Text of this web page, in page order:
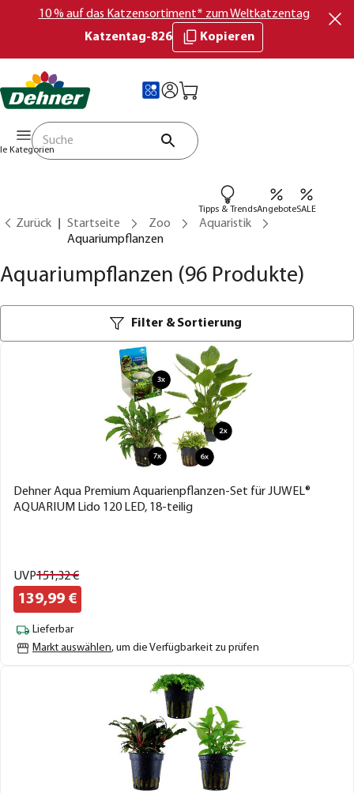
10 % auf das Katzensortiment* zum Weltkatzentag
Katzentag-826
Kopieren
Kategorien
Tipps & TrendsAngeboteSALE
Zurück Startseite Zoo
Aquaristik
Aquariumpflanzen
Aquariumpflanzen (96 Produkte)
Filter & Sortierung
Dehner Aqua Premium Aquarienpflanzen-Set für JUWEL®
AQUARIUM Lido 120 LED, 18-teilig
UVP151,32€
139,99 €
Lieferbar
Markt auswählen, um die Verfügbarkeit zu prüfen